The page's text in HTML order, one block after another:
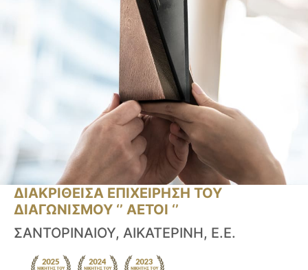
ΔΙΑΚΡΙΘΕΙΣΑ ΕΠΙΧΕΙΡΗΣΗ ΤΟΥ
ΔΙΑΓΩΝΙΣΜΟΥ ‘’ ΑΕΤΟΙ ‘’
ΣΑΝΤΟΡΙΝΑΙΟΥ, ΑΙΚΑΤΕΡΙΝΗ, Ε.Ε.